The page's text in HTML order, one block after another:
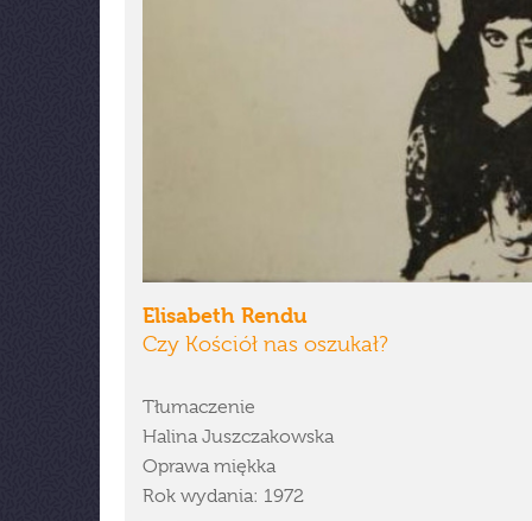
Elisabeth Rendu
Czy Kościół nas oszukał?
Tłumaczenie
Halina Juszczakowska
Oprawa miękka
Rok wydania: 1972